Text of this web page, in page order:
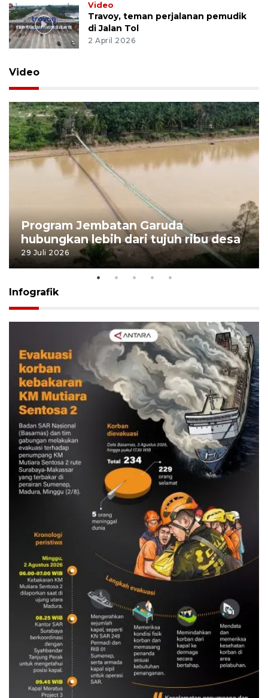
Video
Travoy, teman perjalanan pemudik
di Jalan Tol
2 April 2026
Video
Program Jembatan Garuda
hubungkan lebih dari tujuh ribu desa
29 Juli 2026
Infografik